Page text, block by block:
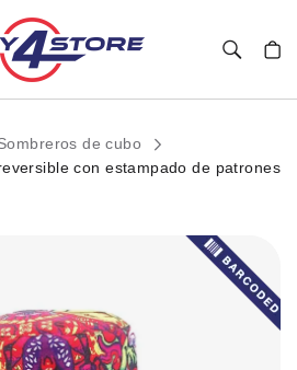
de cubo
con estampado de patrones